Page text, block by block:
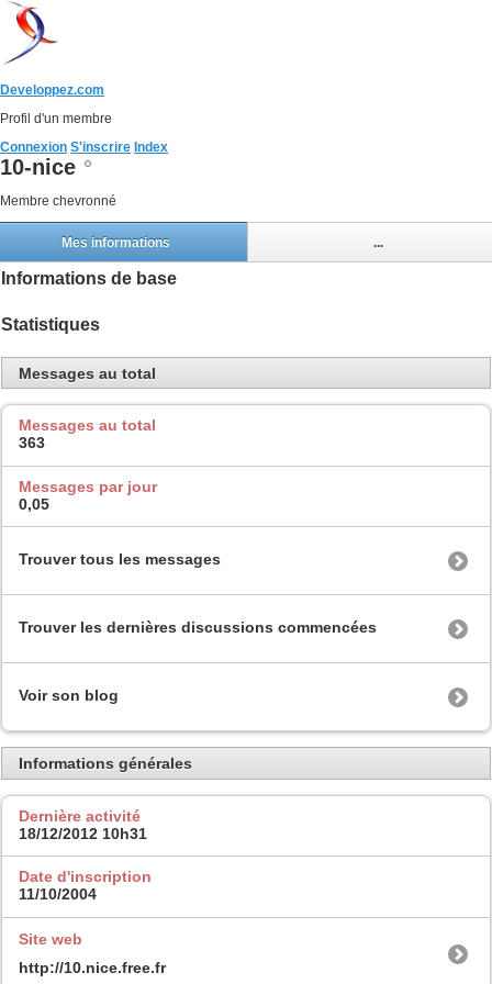
Developpez.com
Profil d'un membre
Connexion S'inscrire Index
10-nice
Membre chevronné
Mes informations ...
Informations de base
Statistiques
Messages au total
Messages au total
363
Messages par jour
0,05
Trouver tous les messages
Trouver les dernières discussions commencées
Voir son blog
Informations générales
Dernière activité
18/12/2012 10h31
Date d'inscription
11/10/2004
Site web
http://10.nice.free.fr